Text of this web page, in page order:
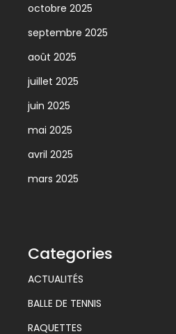
octobre 2025
septembre 2025
août 2025
juillet 2025
juin 2025
mai 2025
avril 2025
mars 2025
Categories
ACTUALITÉS
BALLE DE TENNIS
RAQUETTES